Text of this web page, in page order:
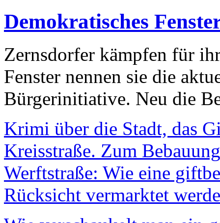
Demokratisches
Zernsdorfer kämpfen für
Fenster nennen sie die
Bürgerinitiative. Neu die
Krimi über die Stadt, das
Kreisstraße. Zum
Werftstraße: Wie eine
Rücksicht vermarktet